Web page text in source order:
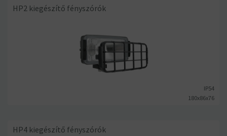
HP2 kiegészítő fényszórók
180x86x76
IP54
HP4 kiegészítő fényszórók